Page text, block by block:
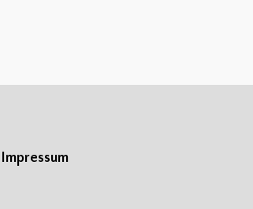
Impressum